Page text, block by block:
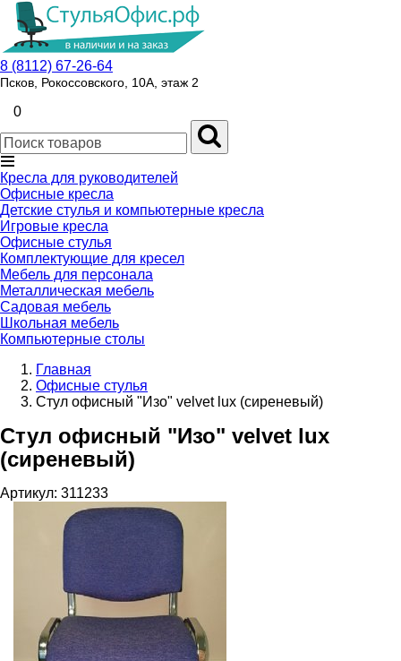
8 (8112) 67-26-64
Псков, Рокоссовского, 10А, этаж 2
0
Кресла для руководителей
Офисные кресла
Детские стулья и компьютерные кресла
Игровые кресла
Офисные стулья
Комплектующие для кресел
Мебель для персонала
Металлическая мебель
Садовая мебель
Школьная мебель
Компьютерные столы
Главная
Офисные стулья
Стул офисный "Изо" velvet lux (сиреневый)
Стул офисный "Изо" velvet lux
(сиреневый)
Артикул: 311233